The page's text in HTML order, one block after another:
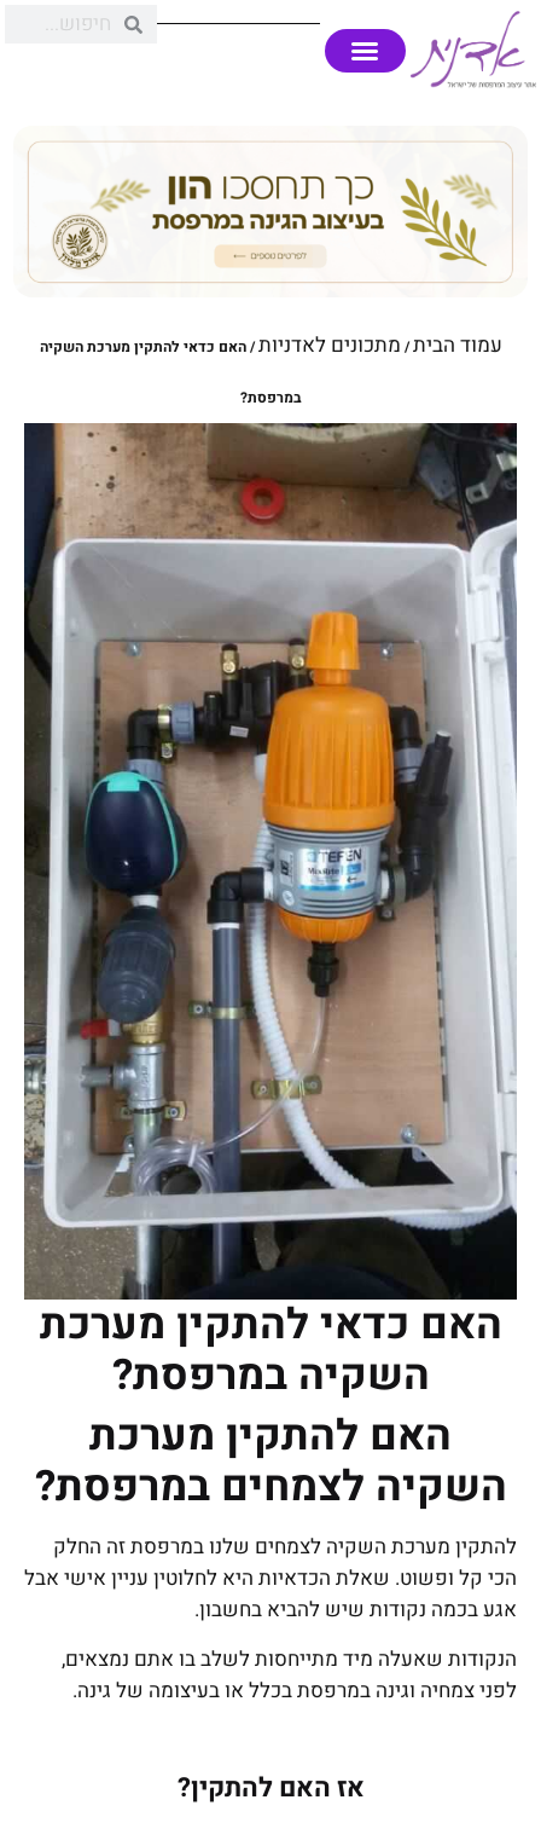
עמוד הבית/ מתכונים לאדניות/ האם כדאי להתקין מערכת השקיה
במרפסת?
האם כדאי להתקין מערכת
השקיה במרפסת?
האם להתקין מערכת
השקיה לצמחים במרפסת?
להתקין מערכת השקיה לצמחים שלנו במרפסת זה החלק
הכי קל ופשוט. שאלת הכדאיות היא לחלוטין עניין אישי אבל
אגע בכמה נקודות שיש להביא בחשבון.
הנקודות שאעלה מיד מתייחסות לשלב בו אתם נמצאים,
לפני צמחיה וגינה במרפסת בכלל או בעיצומה של גינה.
אז האם להתקין?